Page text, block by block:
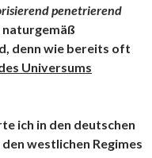
penetrierend
naturgemäß
denn wie bereits oft
Universums
ich in den deutschen
westlichen Regimes